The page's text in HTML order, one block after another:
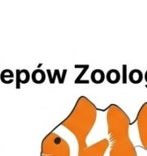
dowozu towaru